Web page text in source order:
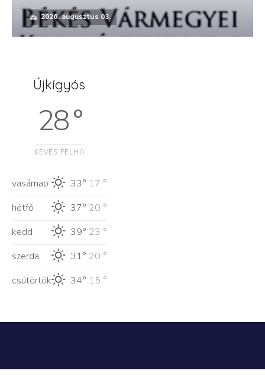
2026. augusztus 03.
Újkígyós
28 °
KEVÉS FELHŐ
vasárnap 33° 17 °
hétfő
37° 20 °
kedd
39° 23 °
szerda
31° 20 °
csütörtök
34° 15 °